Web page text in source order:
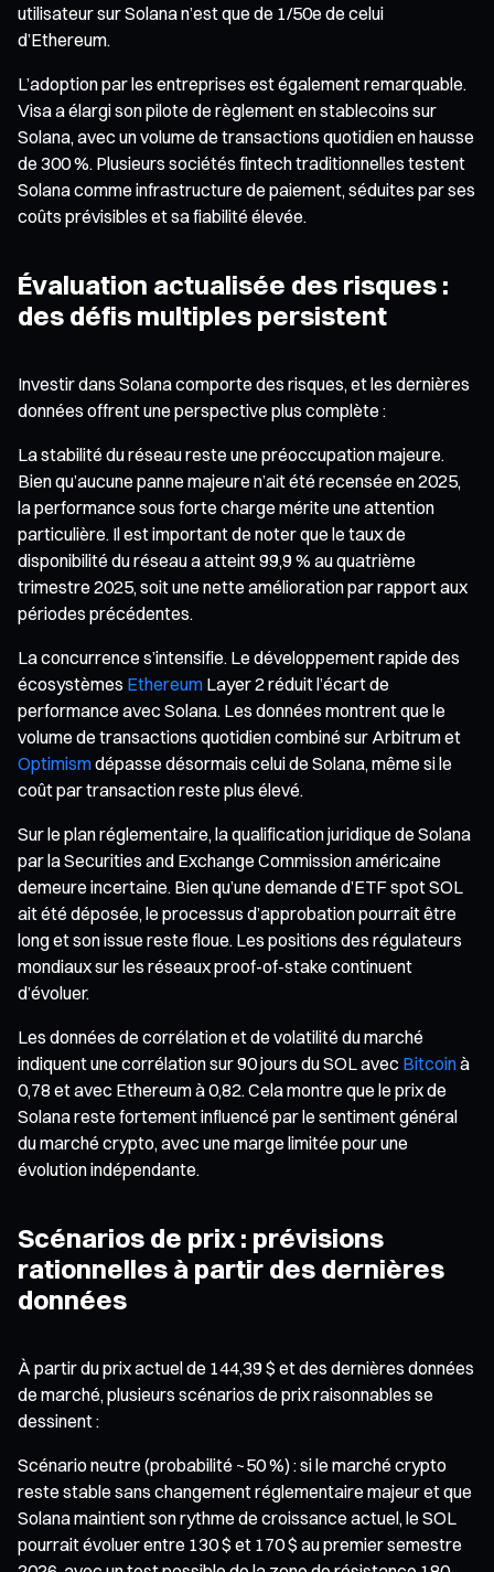
utilisateur sur Solana n’est que de 1/50e de celui
d’Ethereum.
L’adoption par les entreprises est également remarquable.
Visa a élargi son pilote de règlement en stablecoins sur
Solana, avec un volume de transactions quotidien en hausse
de 300 %. Plusieurs sociétés fintech traditionnelles testent
Solana comme infrastructure de paiement, séduites par ses
coûts prévisibles et sa fiabilité élevée.
Évaluation actualisée des risques :
des défis multiples persistent
Investir dans Solana comporte des risques, et les dernières
données offrent une perspective plus complète :
La stabilité du réseau reste une préoccupation majeure.
Bien qu’aucune panne majeure n’ait été recensée en 2025,
la performance sous forte charge mérite une attention
particulière. Il est important de noter que le taux de
disponibilité du réseau a atteint 99,9 % au quatrième
trimestre 2025, soit une nette amélioration par rapport aux
périodes précédentes.
La concurrence s’intensifie. Le développement rapide des
écosystèmes Ethereum Layer 2 réduit l’écart de
performance avec Solana. Les données montrent que le
volume de transactions quotidien combiné sur Arbitrum et
Optimismdépasse désormais celui de Solana, même si le
coût par transaction reste plus élevé.
Sur le plan réglementaire, la qualification juridique de Solana
par la Securities and Exchange Commission américaine
demeure incertaine. Bien qu’une demande d’ETF spot SOL
ait été déposée, le processus d’approbation pourrait être
long et son issue reste floue. Les positions des régulateurs
mondiaux sur les réseaux proof-of-stake continuent
d’évoluer.
Les données de corrélation et de volatilité du marché
indiquent une corrélation sur 90 jours du SOL avec Bitcoinà
0,78 et avec Ethereum à 0,82. Cela montre que le prix de
Solana reste fortement influencé par le sentiment général
du marché crypto, avec une marge limitée pour une
évolution indépendante.
Scénarios de prix : prévisions
rationnelles à partir des dernières
données
À partir du prix actuel de 144,39 $ et des dernières données
de marché, plusieurs scénarios de prix raisonnables se
dessinent :
Scénario neutre (probabilité ~50 %) : si le marché crypto
reste stable sans changement réglementaire majeur et que
Solana maintient son rythme de croissance actuel, le SOL
pourrait évoluer entre 130 $ et 170 $ au premier semestre